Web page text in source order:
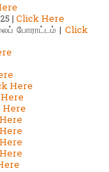
| Click Here
போராட்டம் | Click
Here
Here